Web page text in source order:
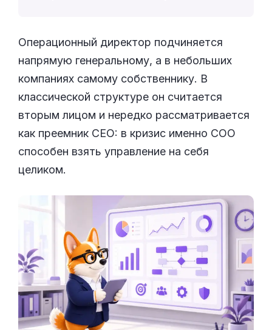
Операционный директор подчиняется
напрямую генеральному, а в небольших
компаниях самому собственнику. В
классической структуре он считается
вторым лицом и нередко рассматривается
как преемник CEO: в кризис именно COO
способен взять управление на себя
целиком.